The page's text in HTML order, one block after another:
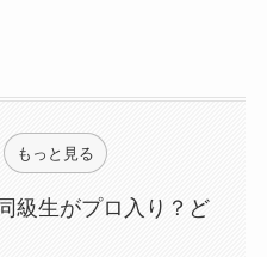
もっと見る
級生がプロ入り？ど